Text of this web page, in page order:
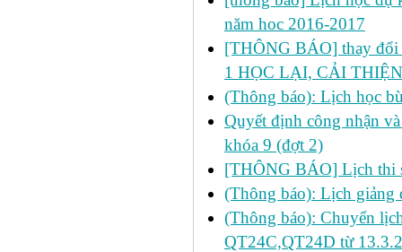
năm hoc 2016-2017
[THÔNG BÁO] thay đổi
1 HỌC LẠI, CẢI
(Thông báo): Lịch học
Quyết định công nhận
khóa 9 (đợt 2)
[THÔNG BÁO] Lịch thi
(Thông báo): Lịch giảng
(Thông báo): Chuyển
QT24C,QT24D từ